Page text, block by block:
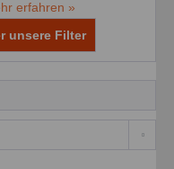
erfahren »
unsere Filter